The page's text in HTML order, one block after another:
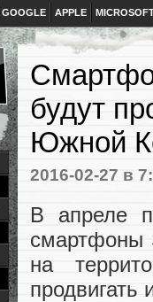
GOOGLE APPLE
будут
Южной
2016-02-27 в
В апреле
смартфоны
на
продвигать